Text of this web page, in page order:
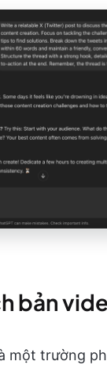
bản
một trường